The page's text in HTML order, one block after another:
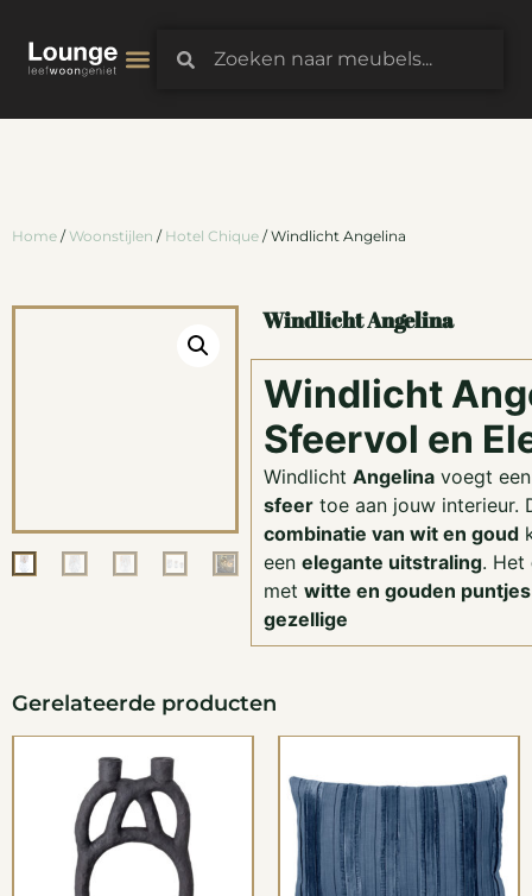
Home / Woonstijlen / Hotel Chique / Windlicht Angelina
Windlicht Angelina
Windlicht
Sfeervol en
Windlicht Angelinavoegt
sfeertoe aan jouw interieur.
combinatie van wit en goud
een elegante uitstraling. Het
met witte en gouden puntjes
gezellige
Gerelateerde producten